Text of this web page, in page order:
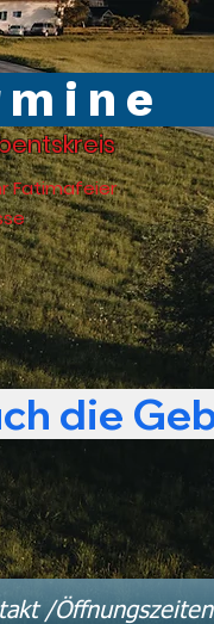
Fatimafeier
/Öffnungszeiten